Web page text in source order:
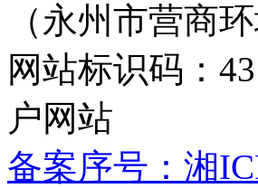
（永州市营商
网站标识码：
户网站
备案序号：湘